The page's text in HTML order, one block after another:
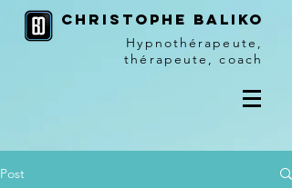
christophe baliko
Hypnothérapeute,
thérapeute, coach
Post